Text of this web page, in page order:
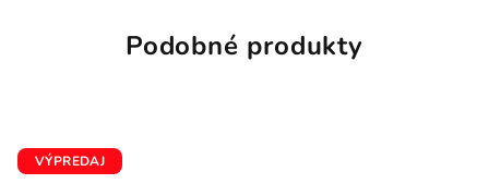
Podobné produkty
VÝPREDAJ